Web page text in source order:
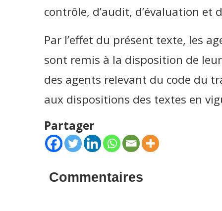
contrôle, d’audit, d’évaluation et
Par l’effet du présent texte, les
sont remis à la disposition de
des agents relevant du code du
aux dispositions des textes en
Partager
Commentaires